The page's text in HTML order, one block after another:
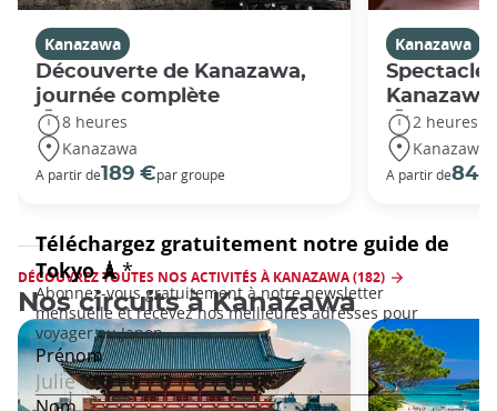
Kanazawa
Découverte de Kanazawa,
journée complète
8 heures
Kanazawa
A partir de189 €par groupe
Kanazawa
Spectacle
Kanazawa
2 heures
Kanazawa
A partir de84
DÉCOUVREZ TOUTES NOS ACTIVITÉS À KANAZAWA (182)
Nos circuits à Kanazawa